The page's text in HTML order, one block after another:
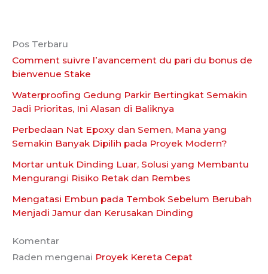
Pos Terbaru
Comment suivre l’avancement du pari du bonus de
bienvenue Stake
Waterproofing Gedung Parkir Bertingkat Semakin
Jadi Prioritas, Ini Alasan di Baliknya
Perbedaan Nat Epoxy dan Semen, Mana yang
Semakin Banyak Dipilih pada Proyek Modern?
Mortar untuk Dinding Luar, Solusi yang Membantu
Mengurangi Risiko Retak dan Rembes
Mengatasi Embun pada Tembok Sebelum Berubah
Menjadi Jamur dan Kerusakan Dinding
Komentar
Raden mengenai Proyek Kereta Cepat